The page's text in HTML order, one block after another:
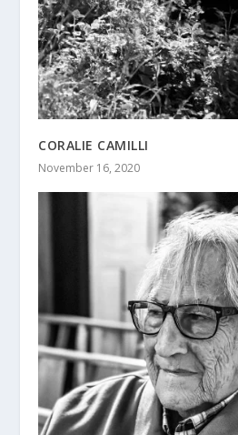
CORALIE CAMILLI
November 16, 2020